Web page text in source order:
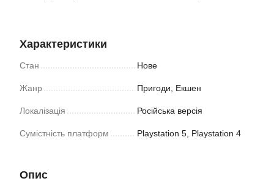
Характеристики
Стан Нове
Жанр Пригоди, Екшен
Локалізація Російська версія
Сумістність платформ Playstation 5, Playstation 4
Опис